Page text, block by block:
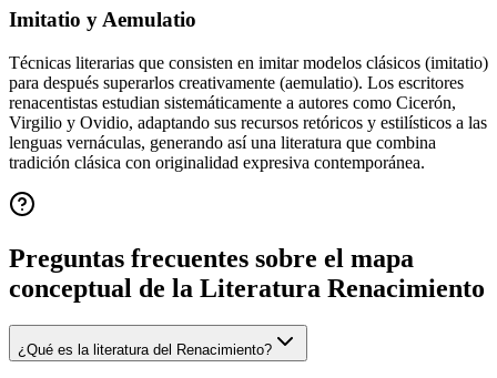
Imitatio y Aemulatio
Técnicas literarias que consisten en imitar modelos clásicos (imitatio)
para después superarlos creativamente (aemulatio). Los escritores
renacentistas estudian sistemáticamente a autores como Cicerón,
Virgilio y Ovidio, adaptando sus recursos retóricos y estilísticos a las
lenguas vernáculas, generando así una literatura que combina
tradición clásica con originalidad expresiva contemporánea.
Preguntas frecuentes sobre el mapa
conceptual de la Literatura Renacimiento
¿Qué es la literatura del Renacimiento?